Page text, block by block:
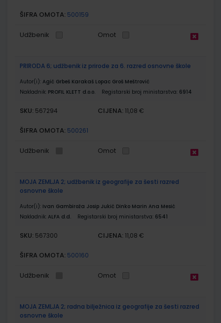
ŠIFRA OMOTA: 500159
Udžbenik Omot
PRIRODA 6; udžbenik iz prirode za 6. razred osnovne škole
Autor(i): Agić Grbeš Karakaš Lopac Groš Meštrović
Nakladnik: PROFIL KLETT d.o.o. Registarski broj ministarstva: 6914
SKU: 567294 CIJENA: 11,08 €
ŠIFRA OMOTA: 500261
Udžbenik Omot
MOJA ZEMLJA 2; udžbenik iz geografije za šesti razred
osnovne škole
Autor(i): Ivan Gambiroža Josip Jukić Dinko Marin Ana Mesić
Nakladnik: ALFA d.d. Registarski broj ministarstva: 6541
SKU: 567300 CIJENA: 11,08 €
ŠIFRA OMOTA: 500160
Udžbenik Omot
MOJA ZEMLJA 2; radna bilježnica iz geografije za šesti razred
osnovne škole